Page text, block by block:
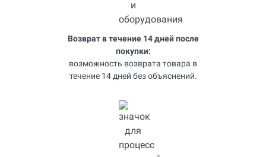
Возврат в течение 14 дней после
покупки:
возможность возврата товара в
течение 14 дней без объяснений.